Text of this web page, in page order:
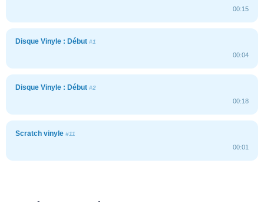
00:15
Disque Vinyle : Début #1
00:04
Disque Vinyle : Début #2
00:18
Scratch vinyle #11
00:01